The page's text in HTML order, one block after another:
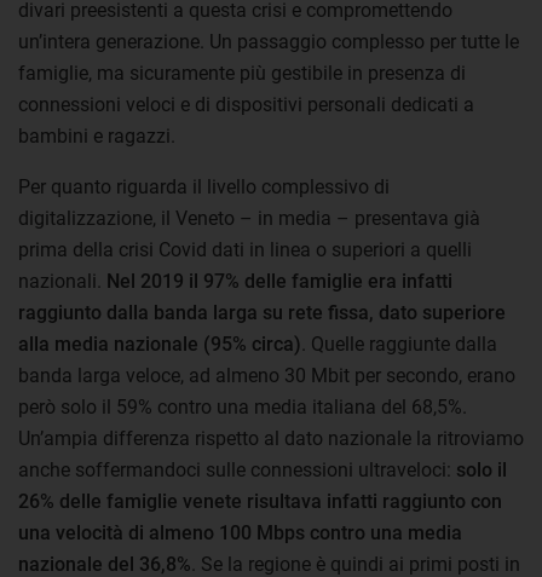
divari preesistenti a questa crisi e compromettendo
un’intera generazione. Un passaggio complesso per tutte le
famiglie, ma sicuramente più gestibile in presenza di
connessioni veloci e di dispositivi personali dedicati a
bambini e ragazzi.
Per quanto riguarda il livello complessivo di
digitalizzazione, il Veneto – in media – presentava già
prima della crisi Covid dati in linea o superiori a quelli
nazionali. Nel 2019 il 97% delle famiglie era infatti
raggiunto dalla banda larga su rete fissa, dato superiore
alla media nazionale (95% circa) . Quelle raggiunte dalla
banda larga veloce, ad almeno 30 Mbit per secondo, erano
però solo il 59% contro una media italiana del 68,5%.
Un’ampia differenza rispetto al dato nazionale la ritroviamo
anche soffermandoci sulle connessioni ultraveloci: solo il
26% delle famiglie venete risultava infatti raggiunto con
una velocità di almeno 100 Mbps contro una media
nazionale del 36,8% . Se la regione è quindi ai primi posti in